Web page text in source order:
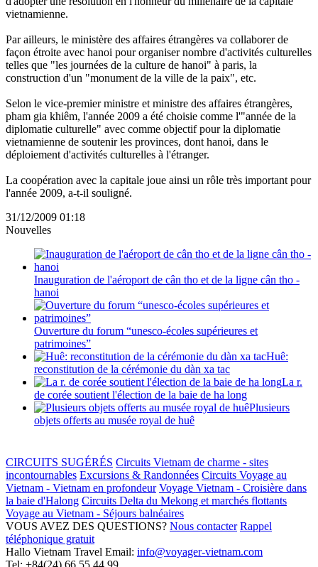
vietnamienne.
Par ailleurs, le ministère des affaires étrangères va collaborer de
façon étroite avec hanoi pour organiser nombre d'activités culturelles
telles que "les journées de la culture de hanoi" à paris, la
construction d'un "monument de la ville de la paix", etc.
Selon le vice-premier ministre et ministre des affaires étrangères,
pham gia khiêm, l'année 2009 a été choisie comme l'"année de la
diplomatie culturelle" avec comme objectif pour la diplomatie
vietnamienne de soutenir les provinces, dont hanoi, dans le
déploiement d'activités culturelles à l'étranger.
La coopération avec la capitale joue ainsi un rôle très important pour
l'année 2009, a-t-il souligné.
31/12/2009 01:18
Nouvelles
Inauguration de l'aéroport de cân tho et de la ligne cân tho -
hanoi
Ouverture du forum “unesco-écoles supérieures et
patrimoines”
Huê:
reconstitution de la cérémonie du dàn xa tac
La r.
de corée soutient l'élection de la baie de ha long
Plusieurs
objets offerts au musée royal de huê
CIRCUITS SUGÉRÉS Circuits Vietnam de charme - sites
incontournables Excursions & Randonnées Circuits Voyage au
Vietnam - Vietnam en profondeur Voyage Vietnam - Croisière dans
la baie d'Halong Circuits Delta du Mekong et marchés flottants
Voyage au Vietnam - Séjours balnéaires
VOUS AVEZ DES QUESTIONS? Nous contacter Rappel
téléphonique gratuit
Hallo Vietnam Travel Email: info@voyager-vietnam.com
Tel: +84(24) 66 55 44 99